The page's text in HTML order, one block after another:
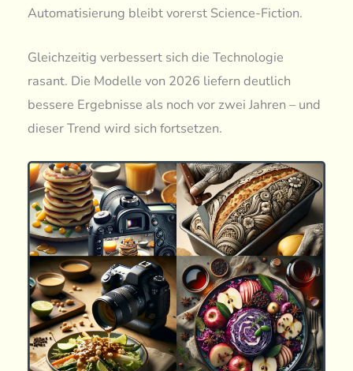
Automatisierung bleibt vorerst Science-Fiction.
Gleichzeitig verbessert sich die Technologie
rasant. Die Modelle von 2026 liefern deutlich
bessere Ergebnisse als noch vor zwei Jahren – und
dieser Trend wird sich fortsetzen.